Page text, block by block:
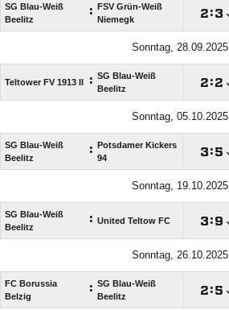
SG Blau-Weiß
Beelitz
: FSV Grün-Weiß
Niemegk
:
Sonntag, 28.09.2025
Teltower FV 1913 II : SG Blau-Weiß
Beelitz
:
Sonntag, 05.10.2025
SG Blau-Weiß
Beelitz
: Potsdamer Kickers
94
:
Sonntag, 19.10.2025
SG Blau-Weiß
Beelitz
: United Teltow FC :
Sonntag, 26.10.2025
FC Borussia
Belzig
: SG Blau-Weiß
Beelitz
: